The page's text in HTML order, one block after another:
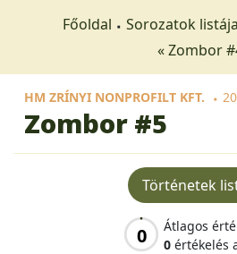
Főoldal Sorozatok listája
« Zombor
HM ZRÍNYI NONPROFILT KFT.
Zombor #5
Történetek
0 Átlagos
0 értékelés